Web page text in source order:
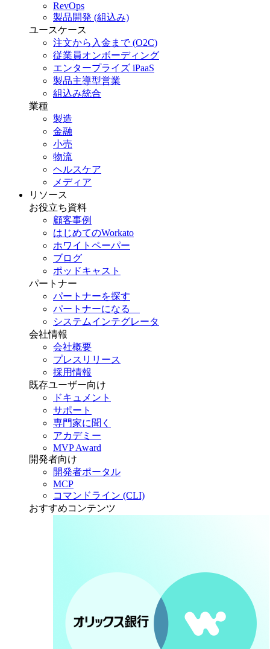
RevOps
製品開発 (組込み)
ユースケース
注文から入金まで (O2C)
従業員オンボーディング
エンタープライズ iPaaS
製品主導型営業
組込み統合
業種
製造
金融
小売
物流
ヘルスケア
メディア
リソース
お役立ち資料
顧客事例
はじめてのWorkato
ホワイトペーパー
ブログ
ポッドキャスト
パートナー
パートナーを探す
パートナーになる
システムインテグレータ
会社情報
会社概要
プレスリリース
採用情報
既存ユーザー向け
ドキュメント
サポート
専門家に聞く
アカデミー
MVP Award
開発者向け
開発者ポータル
MCP
コマンドライン (CLI)
おすすめコンテンツ